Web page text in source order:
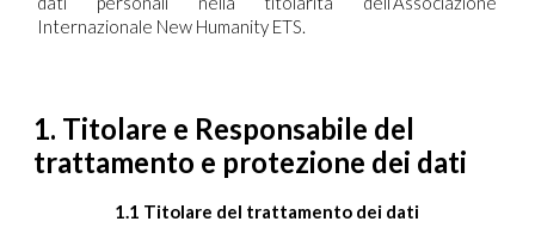
Internazionale New Humanity ETS.
1. Titolare e Responsabile del
trattamento e protezione dei dati
1.1 Titolare del trattamento dei dati